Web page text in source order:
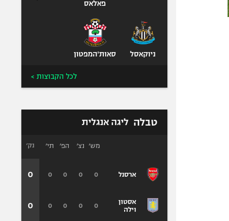
פאלאס
ניוקאסל סאות'המפטון
לכל הקבוצות >
טבלה ליגה אנגלית
ארסנל
אסטון
וילה
מש׳ נצ׳ הפ׳ תי׳
0
0
0
0
0
0
0
0
נק׳
0
0